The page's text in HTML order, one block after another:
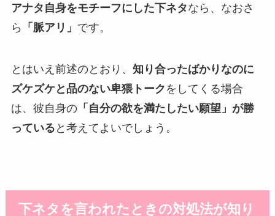
アナタ自身をモチーフにした下ネタなら、なおさ
ら
「脈アリ」 です。
とはいえ前述のとおり、 知り合ったばかりなのに
ズケズケと品のない卑猥トーク をしてくる場合
は、彼自身の「自分の欲を満たしたい願望」が勝
っている と考えてよいでしょう。
下ネタを言われたときの対処法が知り